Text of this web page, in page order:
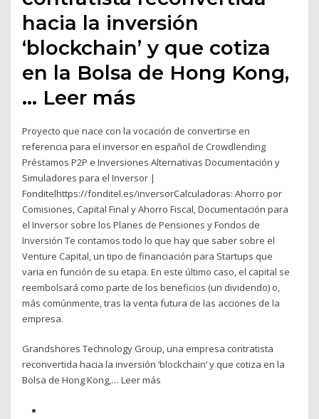
hacia la inversión
‘blockchain’ y que cotiza
en la Bolsa de Hong Kong,
… Leer más
Proyecto que nace con la vocación de convertirse en
referencia para el inversor en español de Crowdlending
Préstamos P2P e Inversiones Alternativas Documentación y
Simuladores para el Inversor |
Fonditelhttps://fonditel.es/inversorCalculadoras: Ahorro por
Comisiones, Capital Final y Ahorro Fiscal, Documentación para
el Inversor sobre los Planes de Pensiones y Fondos de
Inversión Te contamos todo lo que hay que saber sobre el
Venture Capital, un tipo de financiación para Startups que
varia en función de su etapa. En este último caso, el capital se
reembolsará como parte de los beneficios (un dividendo) o,
más comúnmente, tras la venta futura de las acciones de la
empresa.
Grandshores Technology Group, una empresa contratista
reconvertida hacia la inversión ‘blockchain’ y que cotiza en la
Bolsa de Hong Kong,… Leer más